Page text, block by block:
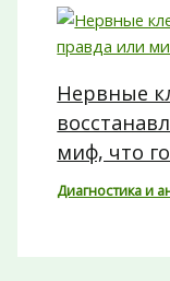
Нервные
миф, что
Диагностика и